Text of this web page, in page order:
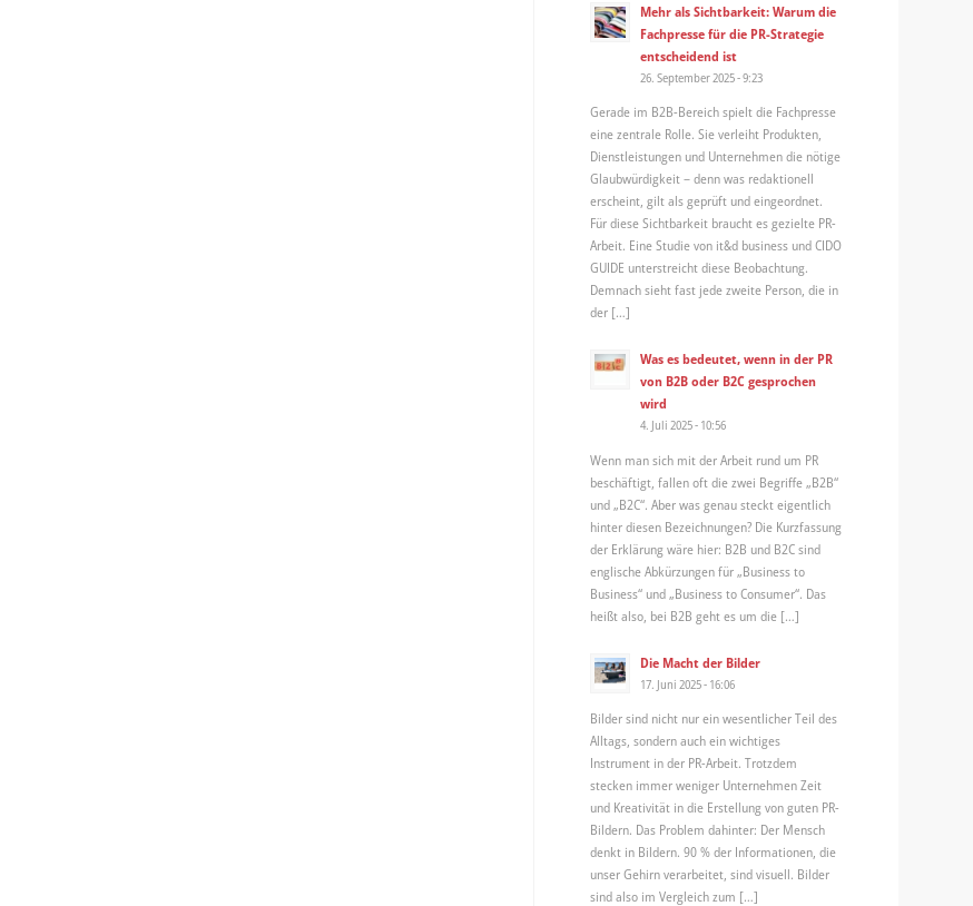
Mehr als Sichtbarkeit: Warum die
Fachpresse für die PR-Strategie
entscheidend ist
26. September 2025 - 9:23
Gerade im B2B-Bereich spielt die Fachpresse
eine zentrale Rolle. Sie verleiht Produkten,
Dienstleistungen und Unternehmen die nötige
Glaubwürdigkeit – denn was redaktionell
erscheint, gilt als geprüft und eingeordnet.
Für diese Sichtbarkeit braucht es gezielte PR-
Arbeit. Eine Studie von it&d business und CIDO
GUIDE unterstreicht diese Beobachtung.
Demnach sieht fast jede zweite Person, die in
der […]
Was es bedeutet, wenn in der PR
von B2B oder B2C gesprochen
wird
4. Juli 2025 - 10:56
Wenn man sich mit der Arbeit rund um PR
beschäftigt, fallen oft die zwei Begriffe „B2B“
und „B2C“. Aber was genau steckt eigentlich
hinter diesen Bezeichnungen? Die Kurzfassung
der Erklärung wäre hier: B2B und B2C sind
englische Abkürzungen für „Business to
Business“ und „Business to Consumer“. Das
heißt also, bei B2B geht es um die […]
Die Macht der Bilder
17. Juni 2025 - 16:06
Bilder sind nicht nur ein wesentlicher Teil des
Alltags, sondern auch ein wichtiges
Instrument in der PR-Arbeit. Trotzdem
stecken immer weniger Unternehmen Zeit
und Kreativität in die Erstellung von guten PR-
Bildern. Das Problem dahinter: Der Mensch
denkt in Bildern. 90 % der Informationen, die
unser Gehirn verarbeitet, sind visuell. Bilder
sind also im Vergleich zum […]